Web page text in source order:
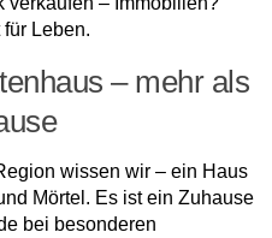
Leben.
– mehr als
wissen wir – ein Haus
Mörtel. Es ist ein Zuhause
bei besonderen